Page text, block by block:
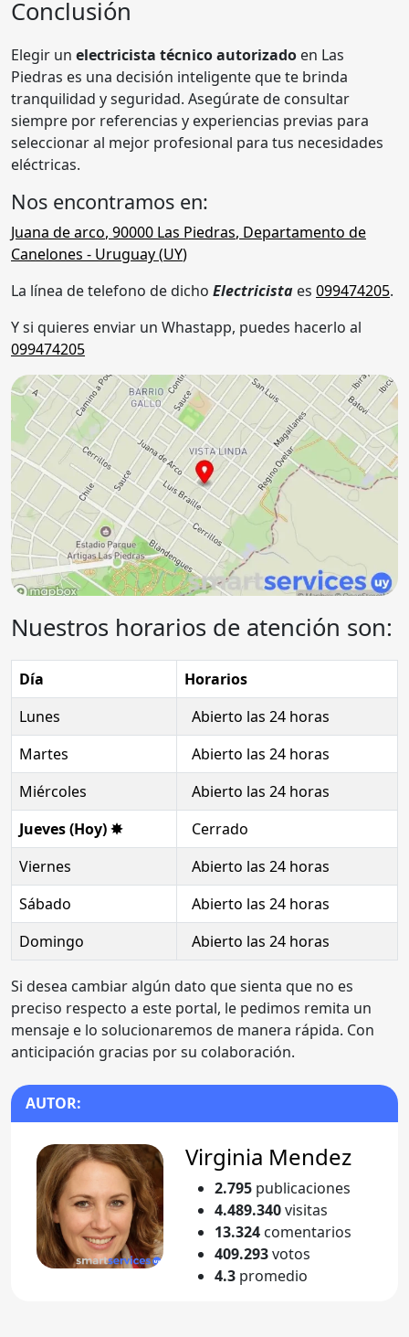
Conclusión
Elegir un electricista técnico autorizado en Las
Piedras es una decisión inteligente que te brinda
tranquilidad y seguridad. Asegúrate de consultar
siempre por referencias y experiencias previas para
seleccionar al mejor profesional para tus necesidades
eléctricas.
Nos encontramos en:
Juana de arco, 90000 Las Piedras, Departamento de
Canelones - Uruguay (UY)
La línea de telefono de dicho Electricista es 099474205.
Y si quieres enviar un Whastapp, puedes hacerlo al
099474205
Nuestros horarios de atención son:
Día
Horarios
Lunes
Abierto las 24 horas
Martes
Abierto las 24 horas
Miércoles
Abierto las 24 horas
Jueves (Hoy) ✸
Cerrado
Viernes
Abierto las 24 horas
Sábado
Abierto las 24 horas
Domingo
Abierto las 24 horas
Si desea cambiar algún dato que sienta que no es
preciso respecto a este portal, le pedimos remita un
mensaje e lo solucionaremos de manera rápida. Con
anticipación gracias por su colaboración.
AUTOR:
Virginia Mendez
2.795 publicaciones
4.489.340visitas
13.324 comentarios
409.293votos
4.3 promedio